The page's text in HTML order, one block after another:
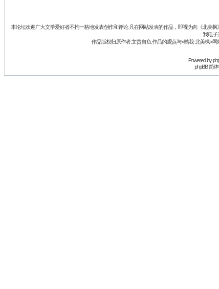
本论坛欢迎广大文学爱好者不拘一格地发表创作和评论.凡在网站发表的作品，即视为向《北美
我电子
作品版权归原作者.文责自负.作品的观点与<酷我-北美枫>
Powered by
phpBB 简